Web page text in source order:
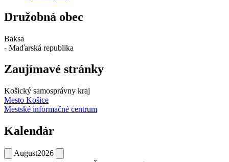
Družobná obec
Baksa
- Maďarská republika
Zaujímavé stránky
Košický samosprávny kraj
Mesto Košice
Mestské informačné centrum
Kalendár
August2026